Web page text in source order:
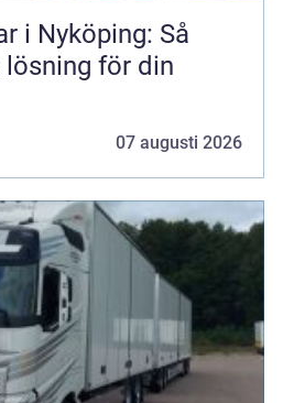
i Nyköping: Så
för din
07 augusti 2026